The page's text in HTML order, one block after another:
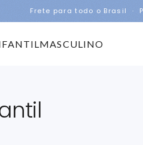
Frete para todo o Brasil ·
MASCULINO